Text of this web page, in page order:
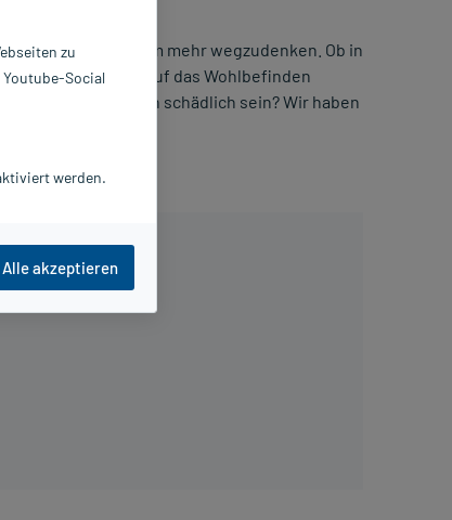
kaum mehr wegzudenken. Ob in
positiven Effekte auf das Wohlbefinden
oder kann es auch schädlich sein? Wir haben
zu
Youtube-Social
werden.
Alle akzeptieren